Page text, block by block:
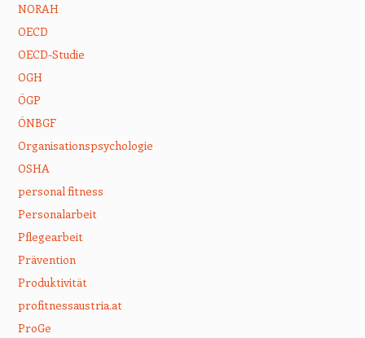
NORAH
OECD
OECD-Studie
OGH
ÖGP
ÖNBGF
Organisationspsychologie
OSHA
personal fitness
Personalarbeit
Pflegearbeit
Prävention
Produktivität
profitnessaustria.at
ProGe